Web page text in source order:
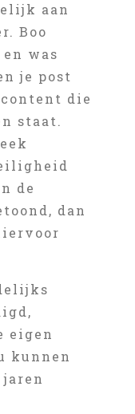
aan
Boo
was
je post
die
staat.
de
dan
eigen
kunnen